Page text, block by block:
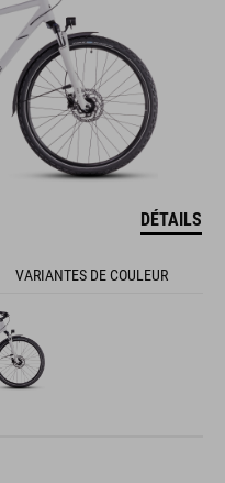
DÉTAILS
VARIANTES DE COULEUR